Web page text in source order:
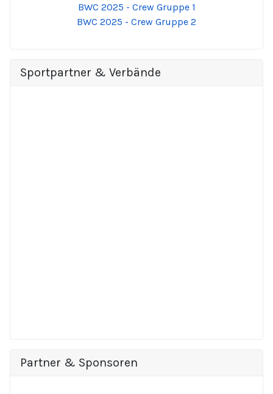
BWC 2025 - Crew Gruppe 1
BWC 2025 - Crew Gruppe 2
Sportpartner & Verbände
Partner & Sponsoren